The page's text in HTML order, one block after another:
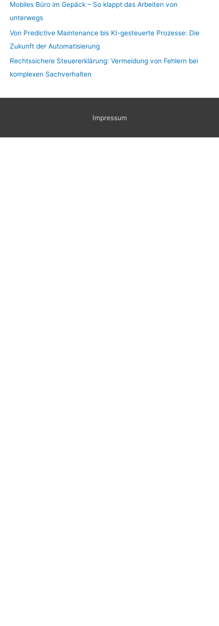
Mobiles Büro im Gepäck – So klappt das Arbeiten von
unterwegs
Von Predictive Maintenance bis KI-gesteuerte Prozesse: Die
Zukunft der Automatisierung
Rechtssichere Steuererklärung: Vermeidung von Fehlern bei
komplexen Sachverhalten
Impressum